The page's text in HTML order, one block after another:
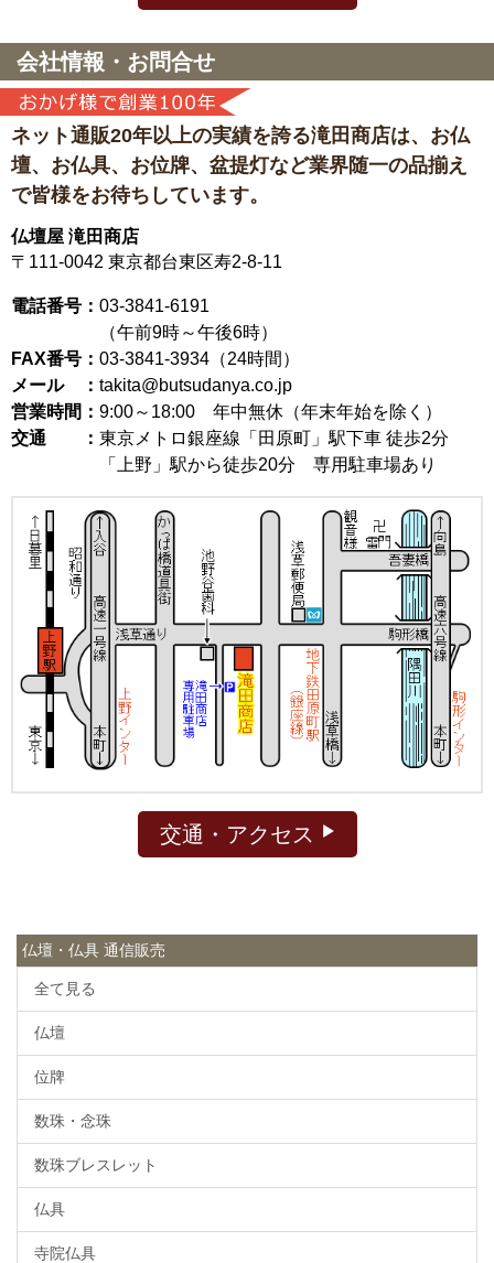
会社情報・お問合せ
ネット通販20年以上の実績を誇る滝田商店は、 お仏
壇、お仏具、お位牌、盆提灯など業界随一の品揃え
で皆様をお待ちしています。
仏壇屋 滝田商店
〒111-0042 東京都台東区寿2-8-11
電話番号： 03-3841-6191
（午前9時～午後6時）
FAX番号： 03-3841-3934（24時間）
メール ： takita@butsudanya.co.jp
営業時間： 9:00～18:00 年中無休（年末年始を除く）
交通 ： 東京メトロ銀座線「田原町」駅下車 徒歩2分
「上野」駅から徒歩20分 専用駐車場あり
交通・アクセス
仏壇・仏具 通信販売
全て見る
仏壇
位牌
数珠・念珠
数珠ブレスレット
仏具
寺院仏具